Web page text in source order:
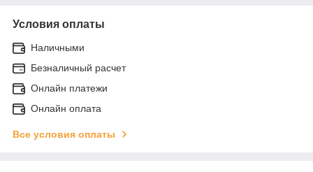
Условия оплаты
Наличными
Безналичный расчет
Онлайн платежи
Онлайн оплата
Все условия оплаты